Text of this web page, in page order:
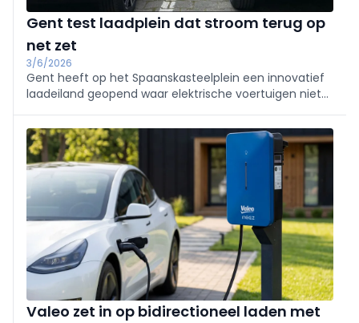
Gent test laadplein dat stroom terug op
net zet
3/6/2026
Gent heeft op het Spaanskasteelplein een innovatief
laadeiland geopend waar elektrische voertuigen niet
aan het net. Het proefproject loopt tot midden 2027.
Valeo zet in op bidirectioneel laden met